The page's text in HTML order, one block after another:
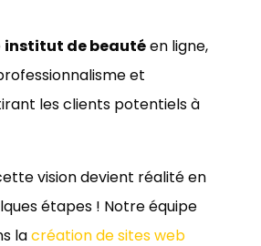
institut de beautéen ligne,
et
les clients potentiels à
vision devient réalité en
étapes ! Notre équipe
lacréation de sites web